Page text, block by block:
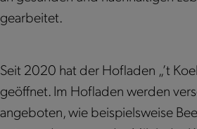
K
h
o
t
t
e
h
o
'
o
e
h
K
h
o
t
e
t
K
o
H
f
l
a
m
o
f
l
gearbeitet.
Seit 2020 hat der Hofladen „’t
geöffnet. Im Hofladen werden
angeboten, wie beispielsweise